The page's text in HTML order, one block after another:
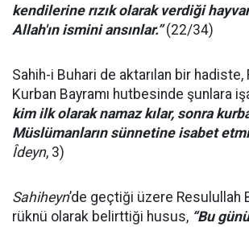
kendilerine rızık olarak verdiği
Allah'ın ismini ansınlar.”(22/34)
Sahih-i Buhari de aktarılan bir
Kurban Bayramı hutbesinde şunlara
kim ilk olarak namaz kılar, sonra
Müslümanların sünnetine isabet
Îdeyn, 3)
Sahiheyn’de geçtiği üzere Resulullah
rüknü olarak belirttiği husus, “Bu